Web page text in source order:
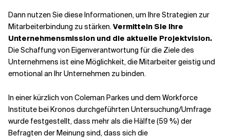
Dann nutzen Sie diese Informationen, um Ihre Strategien zur
Mitarbeiterbindung zu stärken.Vermitteln Sie Ihre
Unternehmensmission und die aktuelle Projektvision.
Die Schaffung von Eigenverantwortung für die Ziele des
Unternehmens ist eine Möglichkeit, die Mitarbeiter geistig und
emotional an Ihr Unternehmen zu binden.
In einer kürzlich von Coleman Parkes und dem Workforce
Institute bei Kronos durchgeführten Untersuchung/Umfrage
wurde festgestellt, dass mehr als die Hälfte (59 %) der
Befragten der Meinung sind, dass sich die